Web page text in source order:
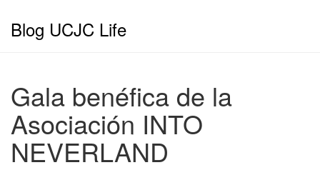
Blog UCJC Life
Gala benéfica de la
Asociación INTO
NEVERLAND